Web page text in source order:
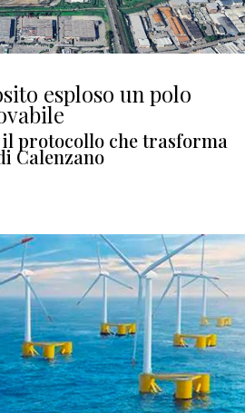
esploso un polo
protocollo che trasforma
Calenzano